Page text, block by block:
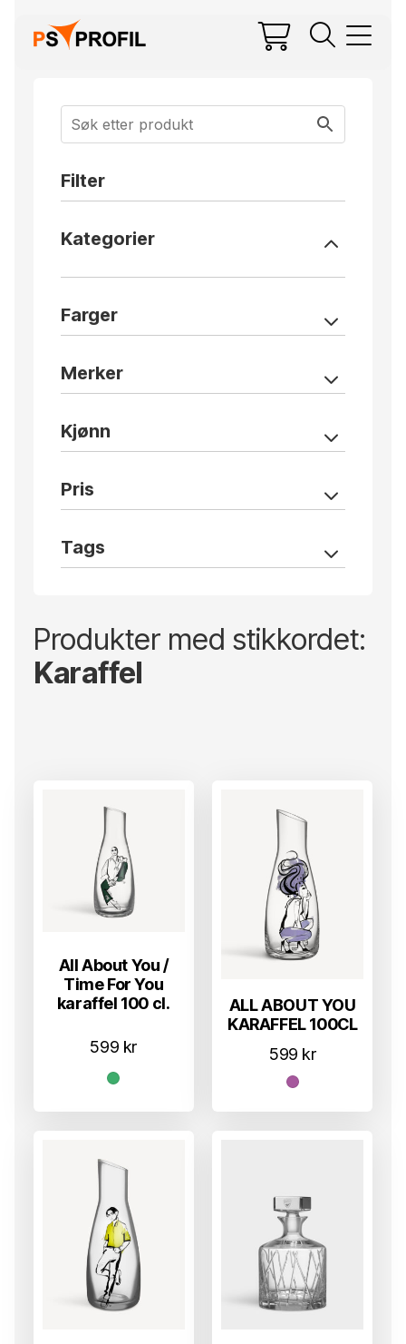
Filter
Kategorier
Farger
Merker
Kjønn
Pris
Tags
Produkter med stikkordet:
Karaffel
All About You /
Time For You
karaffel 100 cl.
599 kr
ALL ABOUT YOU
KARAFFEL 100CL
599 kr